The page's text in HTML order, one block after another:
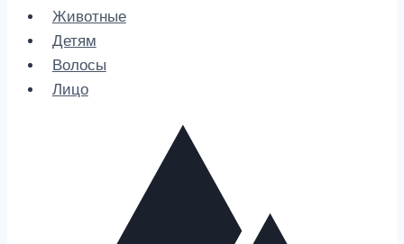
Животные
Детям
Волосы
Лицо